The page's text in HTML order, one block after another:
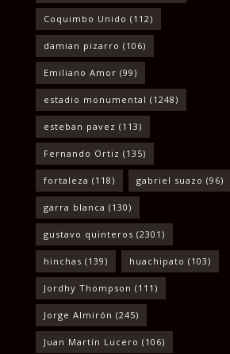
Coquimbo Unido (112)
damian pizarro (106)
Emiliano Amor (99)
estadio monumental (1248)
esteban pavez (113)
Fernando Ortiz (135)
fortaleza (118) gabriel suazo (96)
garra blanca (130)
gustavo quinteros (2301)
hinchas (139) huachipato (103)
Jordhy Thompson (111)
Jorge Almirón (245)
Juan Martín Lucero (106)